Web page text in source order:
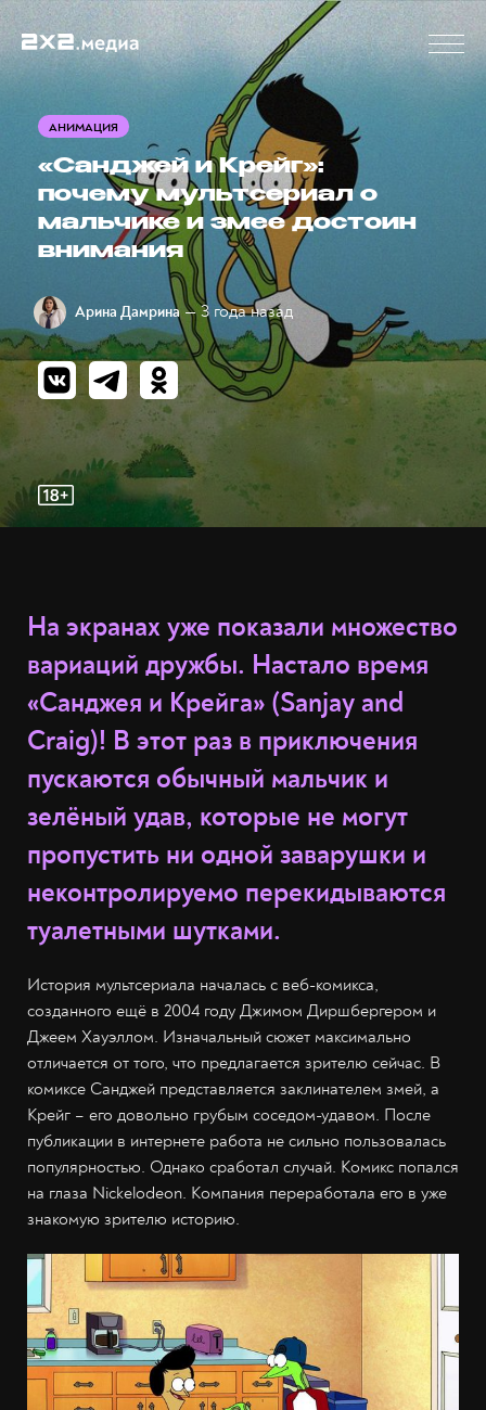
АНИМАЦИЯ
«Санджей и Крейг»:
почему мультсериал о
мальчике и змее достоин
внимания
Арина Дамрина — 3 года назад
На экранах уже показали множество
вариаций дружбы. Настало время
«Санджея и Крейга» (Sanjay and
Craig)! В этот раз в приключения
пускаются обычный мальчик и
зелёный удав, которые не могут
пропустить ни одной заварушки и
неконтролируемо перекидываются
туалетными шутками.
История мультсериала началась с веб-комикса,
созданного ещё в 2004 году Джимом Диршбергером и
Джеем Хауэллом. Изначальный сюжет максимально
отличается от того, что предлагается зрителю сейчас. В
комиксе Санджей представляется заклинателем змей, а
Крейг – его довольно грубым соседом-удавом. После
публикации в интернете работа не сильно пользовалась
популярностью. Однако сработал случай. Комикс попался
на глаза Nickelodeon. Компания переработала его в уже
знакомую зрителю историю.